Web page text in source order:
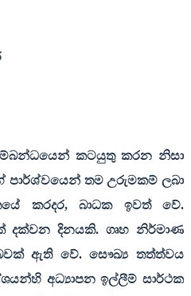
කටයුතු කරන නිසා
තම උරුමකම් ලබා
කරදර,බාධක ඉවත් වේ.
දක්වන දිනයකි. ගෘහ නිර්මාණ
ඇති වේ. සෞඛ්‍ය තත්ත්වය
අධ්‍යාපන ඉල්ලීම් සාර්ථක